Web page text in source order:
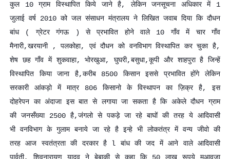
कुल 10 ग्राम विस्थापित किये जाने है, लेकिन जनसूचना अधिकार में 1
जुलाई वर्ष 2010 को जल संसाधन मंत्रालय ने लिखित जवाब दिया कि दौधन
बांध ( ग्रेटर गंगऊ ) से प्रभावित होने वाले 10 गाँव में चार गाँव
मैनारी,खरयानी , पलकोहा, एवं दौधन को वनविभाग विस्थापित कर चुका है,
शेष छह गाँव में शुकवाहा, भोरखुआ, घुघरी,बसुधा,कूपी और शाहपुरा है जिन्हें
विस्थापित किया जाना है,करीब 8500 किसान इससे प्रभावित होंगे लेकिन
सरकारी आंकड़ो में मात्र 806 किसानो के विस्थापन का ज़िक्र है, इस
दोहरेपन का अंदाजा इस बात से लगाया जा सकता है कि अकेले दौधन ग्राम
की जनसँख्या 2500 है,जंगलो से पकड़े जा रहे बाघों की तरह ये आदिवासी
भी वनविभाग के गुलाम बनाये जा रहे है इन्हे भी लोकतंत्र में वन्य जीवो की
तरह आज स्वतंत्रता की दरकार है l बांध की जद में आने वाले आदिवासी